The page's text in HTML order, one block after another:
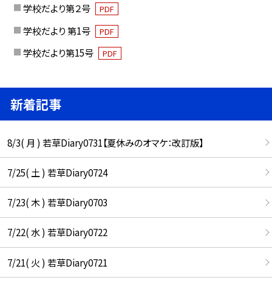
学校だより第２号 PDF
学校だより 第1号 PDF
学校だより第15号 PDF
新着記事
8/3( 月 ) 若草Diary0731【夏休みのオマケ：改訂版】
7/25( 土 ) 若草Diary0724
7/23( 木 ) 若草Diary0703
7/22( 水 ) 若草Diary0722
7/21( 火 ) 若草Diary0721